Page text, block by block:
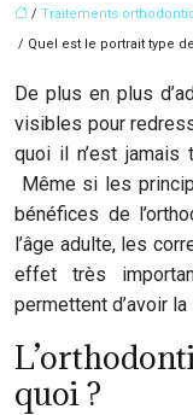
/ Traitements
/ Quel est le portrait type
De plus en plus
visibles pour
quoi il n’est jamais
Même si les
bénéfices de
l’âge adulte, les
effet très
permettent d’avoir
quoi ?